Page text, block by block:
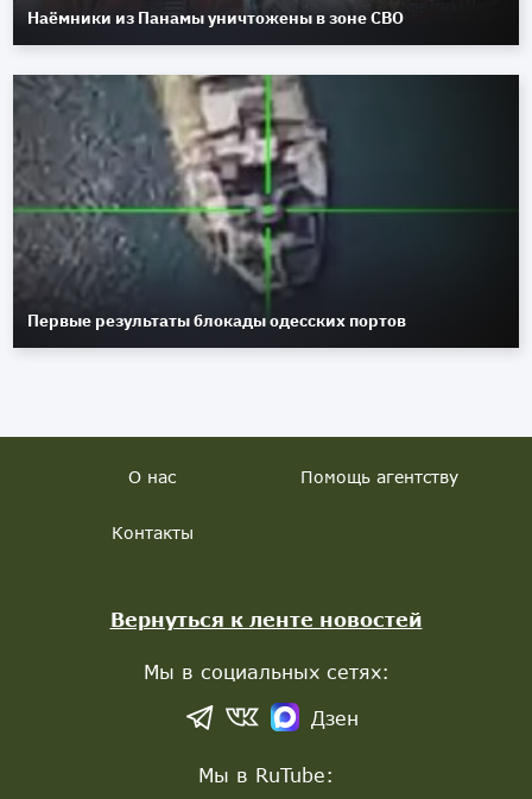
Наёмники из Панамы уничтожены в зоне СВО
Первые результаты блокады одесских портов
О нас Помощь агентству
Контакты
Вернуться к ленте новостей
Мы в социальных сетях:
Дзен
Мы в RuTube: